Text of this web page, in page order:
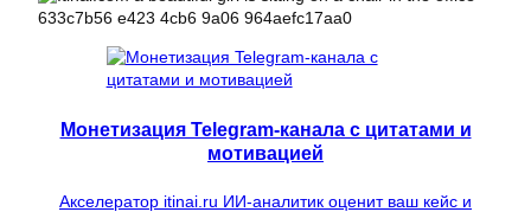
Монетизация Telegram-канала с цитатами и
мотивацией
Акселератор itinai.ru ИИ-аналитик оценит ваш кейс и